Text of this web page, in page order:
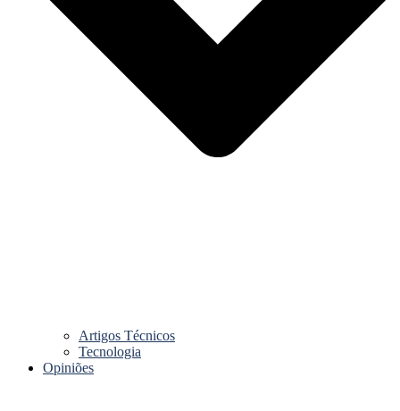
Artigos Técnicos
Tecnologia
Opiniões